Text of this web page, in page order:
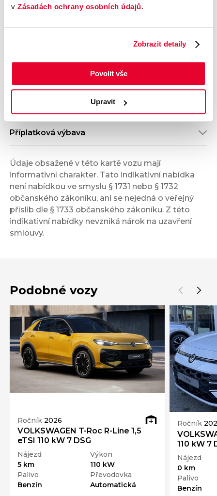
v Zásadách ochrany osobních údajů.
Zobrazit detaily
Povolit vše
Upravit
Vnější vzhled a výbava
Bezpečnost a technika
Příplatková výbava
Údaje obsažené v této kartě vozu mají
informativní charakter. Tato indikativní nabídka
není nabídkou ve smyslu § 1731 nebo § 1732
občanského zákoníku, ani se nejedná o veřejný
příslib dle § 1733 občanského zákoníku. Z této
indikativní nabídky nevzniká nárok na uzavření
smlouvy.
Podobné vozy
Ročník 2026
VOLKSWAGEN T-Roc R-Line 1,5
eTSI 110 kW 7 DSG
Nájezd
5 km
Výkon
110 kW
Palivo
Benzín
Převodovka
Automatická
Ročník
110 kW 7
Nájezd
0 km
Palivo
Benzín